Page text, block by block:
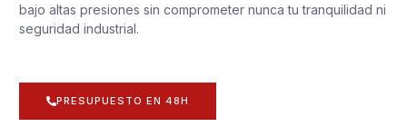
bajo altas presiones sin comprometer nunca tu tranquilidad ni
seguridad industrial.
PRESUPUESTO EN 48H